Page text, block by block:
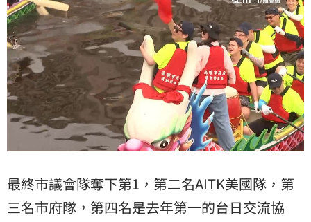
最終市議會隊奪下第1，第二名AITK美國隊，第
三名市府隊，第四名是去年第一的台日交流協